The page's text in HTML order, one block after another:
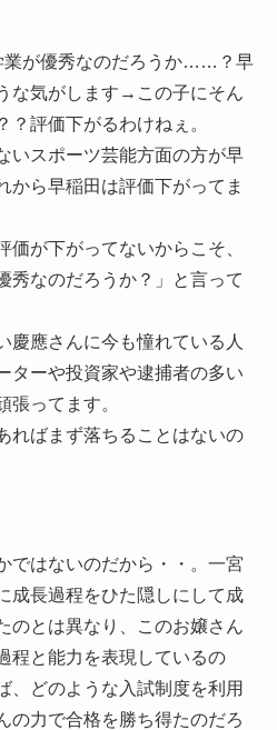
業が優秀なのだろうか……？早
な気がします→この子にそん
？評価下がるわけねぇ。
いスポーツ芸能方面の方が早
から早稲田は評価下がってま
が下がってないからこそ、
秀なのだろうか？」と言って
慶應さんに今も憧れている人
ターや投資家や逮捕者の多い
張ってます。
ればまず落ちることはないの
ではないのだから・・。一宮
成長過程をひた隠しにして成
のとは異なり、このお嬢さん
程と能力を表現しているの
、どのような入試制度を利用
の力で合格を勝ち得たのだろ